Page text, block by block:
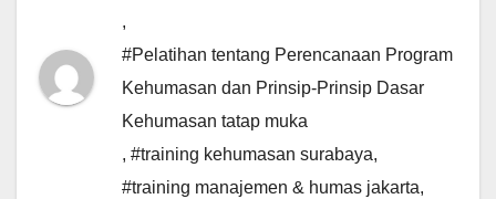
,
#Pelatihan tentang Perencanaan Program
Kehumasan dan Prinsip-Prinsip Dasar
Kehumasan tatap muka
, #training kehumasan surabaya,
#training manajemen & humas jakarta,